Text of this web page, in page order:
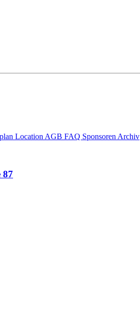
Location AGB FAQ Sponsoren Archiv
87